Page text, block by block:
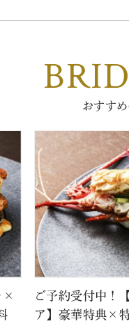
おすす
×
ご予約受付中！
ア】豪華特典×